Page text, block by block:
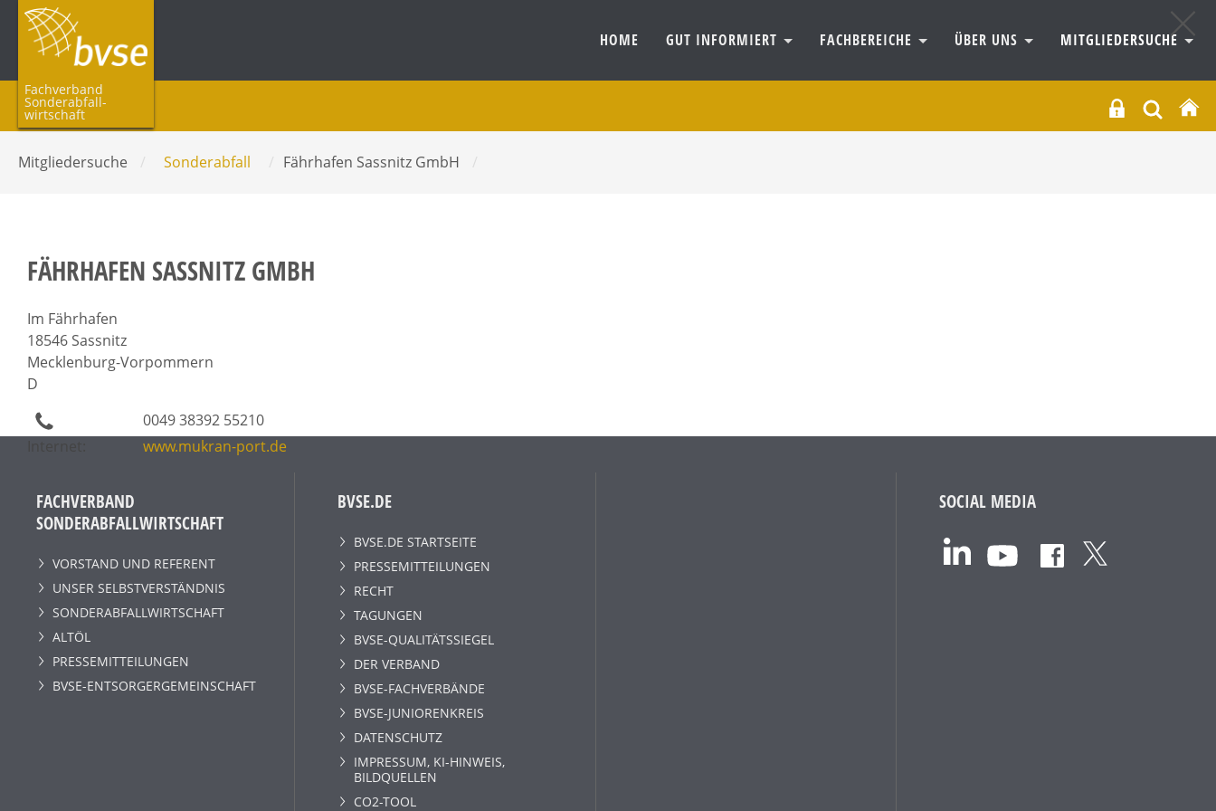
Fachverband
Sonderabfall­
wirtschaft
HOME GUT INFORMIERT FACHBEREICHE ÜBER UNS MITGLIEDERSUCHE
Mitgliedersuche / Sonderabfall / Fährhafen Sassnitz GmbH /
FÄHRHAFEN SASSNITZ GMBH
Im Fährhafen
18546 Sassnitz
Mecklenburg-Vorpommern
D
0049 38392 55210
www.mukran-port.de
FACHVERBAND
SONDERABFALLWIRTSCHAFT
VORSTAND UND REFERENT
UNSER SELBSTVERSTÄNDNIS
SONDERABFALLWIRTSCHAFT
ALTÖL
PRESSEMITTEILUNGEN
BVSE-ENTSORGERGEMEINSCHAFT
BVSE.DE
BVSE.DE STARTSEITE
PRESSEMITTEILUNGEN
RECHT
TAGUNGEN
BVSE-QUALITÄTSSIEGEL
DER VERBAND
BVSE-FACHVERBÄNDE
BVSE-JUNIORENKREIS
DATENSCHUTZ
IMPRESSUM, KI-HINWEIS,
BILDQUELLEN
CO2-TOOL
SOCIAL MEDIA